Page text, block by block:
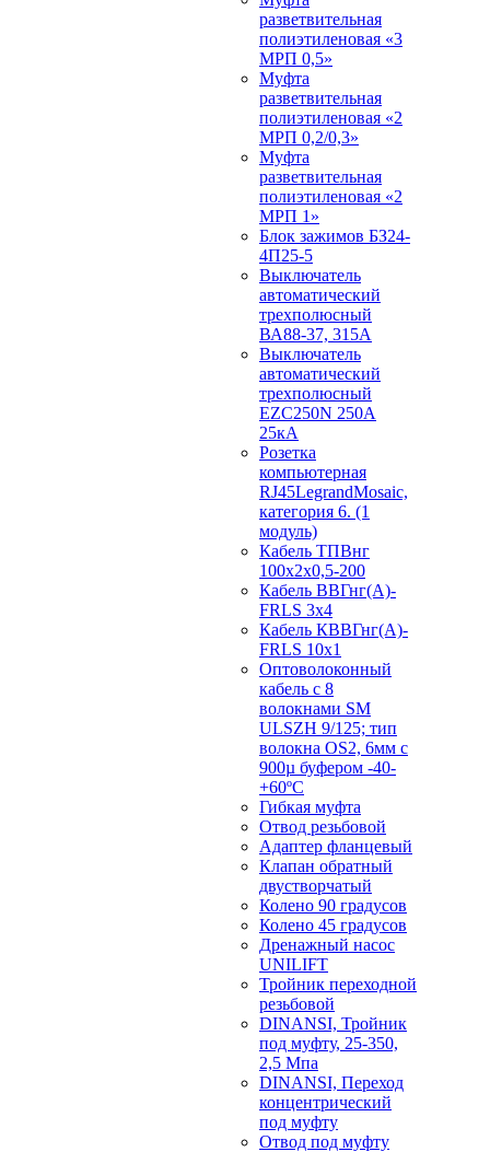
разветвительная
полиэтиленовая «3
МРП 0,5»
Муфта
разветвительная
полиэтиленовая «2
МРП 0,2/0,3»
Муфта
разветвительная
полиэтиленовая «2
МРП 1»
Блок зажимов БЗ24-
4П25-5
Выключатель
автоматический
трехполюсный
ВА88-37, 315А
Выключатель
автоматический
трехполюсный
EZC250N 250А
25кА
Розетка
компьютерная
RJ45LegrandMosaic,
категория 6. (1
модуль)
Кабель ТПВнг
100х2х0,5-200
Кабель ВВГнг(А)-
FRLS 3х4
Кабель КВВГнг(А)-
FRLS 10х1
Оптоволоконный
кабель с 8
волокнами SM
ULSZH 9/125; тип
волокна OS2, 6мм с
900µ буфером -40-
+60ºC
Гибкая муфта
Отвод резьбовой
Адаптер фланцевый
Клапан обратный
двустворчатый
Колено 90 градусов
Колено 45 градусов
Дренажный насос
UNILIFT
Тройник переходной
резьбовой
DINANSI, Тройник
под муфту, 25-350,
2,5 Мпа
DINANSI, Переход
концентрический
под муфту
Отвод под муфту